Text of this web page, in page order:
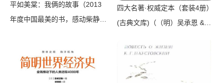
平如美棠：我俩的故事（2013
年度中国最美的书，感动柴静、
中国家庭六十载的记忆，也记录
下了中国人最美、最好的精神世
界）（饶平如）（广西师范大学
四大名著·权威定本（套装4册）
(古典文库)（（明）吴承恩 &
& （清）曹雪芹 & （清）高
鹗）（浙江古籍出版社 2019）